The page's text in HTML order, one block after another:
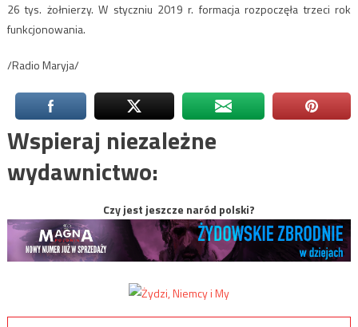
26 tys. żołnierzy. W styczniu 2019 r. formacja rozpoczęła trzeci rok
funkcjonowania.
/Radio Maryja/
Wspieraj niezależne
wydawnictwo:
Czy jest jeszcze naród polski?